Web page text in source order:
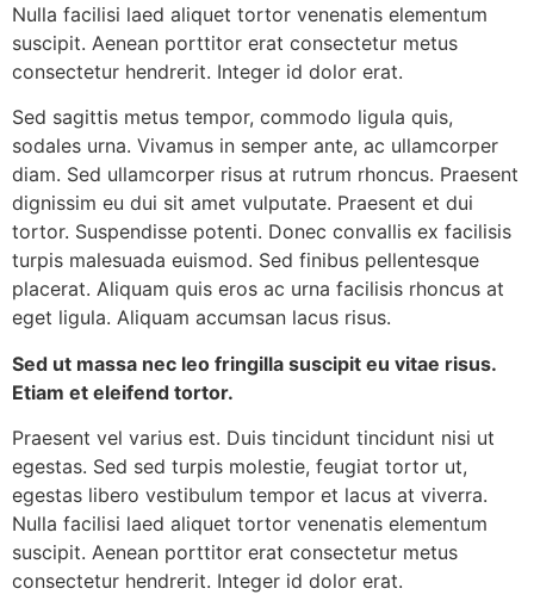
Nulla facilisi laed aliquet tortor venenatis elementum
suscipit. Aenean porttitor erat consectetur metus
consectetur hendrerit. Integer id dolor erat.
Sed sagittis metus tempor, commodo ligula quis,
sodales urna. Vivamus in semper ante, ac ullamcorper
diam. Sed ullamcorper risus at rutrum rhoncus. Praesent
dignissim eu dui sit amet vulputate. Praesent et dui
tortor. Suspendisse potenti. Donec convallis ex facilisis
turpis malesuada euismod. Sed finibus pellentesque
placerat. Aliquam quis eros ac urna facilisis rhoncus at
eget ligula. Aliquam accumsan lacus risus.
Sed ut massa nec leo fringilla suscipit eu vitae risus.
Etiam et eleifend tortor.
Praesent vel varius est. Duis tincidunt tincidunt nisi ut
egestas. Sed sed turpis molestie, feugiat tortor ut,
egestas libero vestibulum tempor et lacus at viverra.
Nulla facilisi laed aliquet tortor venenatis elementum
suscipit. Aenean porttitor erat consectetur metus
consectetur hendrerit. Integer id dolor erat.